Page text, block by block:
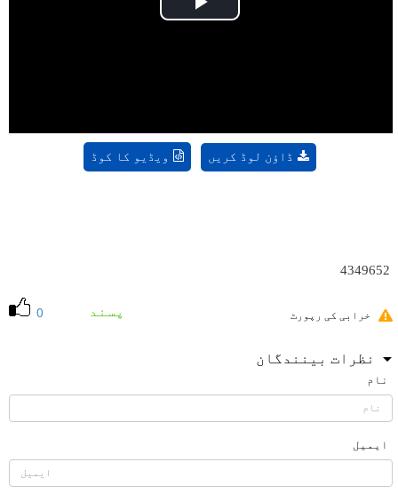
Play
ویڈیو کا کوڈ ڈاؤن لوڈ کریں
4349652
0 پسند خرابی کی رپورٹ
نظرات بینندگان
نام
ایمیل